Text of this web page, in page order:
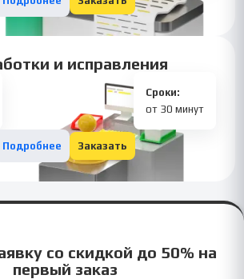
и исправления
Сроки:
от 30 минут
Подробнее Заказать
со скидкой до 50% на
первый заказ